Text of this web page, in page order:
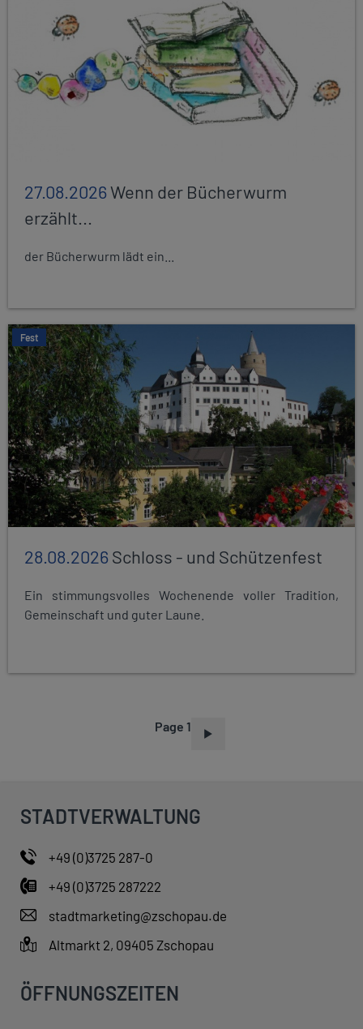
27.08.2026Wenn der Bücherwurm
erzählt...
der Bücherwurm lädt ein...
Fest
28.08.2026Schloss - und Schützenfest
Ein stimmungsvolles Wochenende voller Tradition,
Gemeinschaft und guter Laune.
Page 1
STADTVERWALTUNG
+49 (0)3725 287-0
+49 (0)3725 287222
stadtmarketing@zschopau.de
Altmarkt 2, 09405 Zschopau
ÖFFNUNGSZEITEN